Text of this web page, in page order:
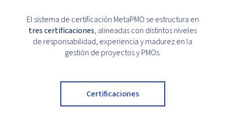
El sistema de certificación MetaPMO se estructura en
tres certificaciones, alineadas con distintos niveles
de responsabilidad, experiencia y madurez en la
gestión de proyectos y PMOs.
Certificaciones